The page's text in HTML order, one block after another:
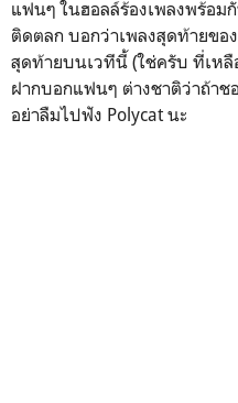
แฟนๆ ในฮอลล์ร้องเพลงพร้อม
ติดตลก บอกว่าเพลงสุดท้ายขอ
สุดท้ายบนเวทีนี้ (ใช่ครับ ที่เห
ฝากบอกแฟนๆ ต่างชาติว่าถ้า
อย่าลืมไปฟัง Polycat นะ